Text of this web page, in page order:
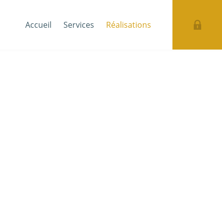
Accueil Services Réalisations